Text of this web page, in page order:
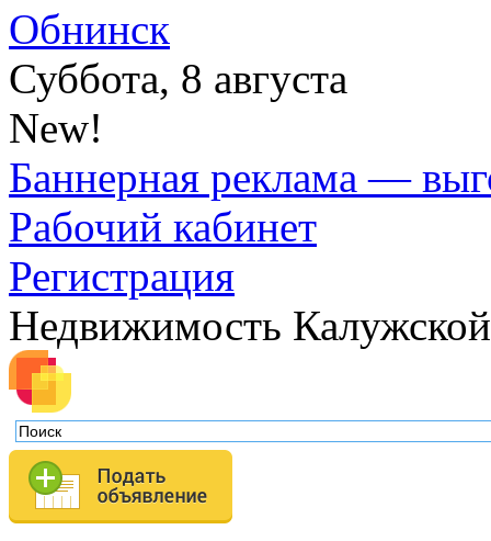
Обнинск
Суббота, 8 августа
New!
Баннерная реклама —
Рабочий кабинет
Регистрация
Недвижимость